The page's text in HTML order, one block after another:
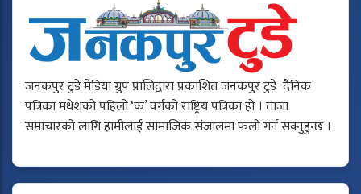
जनकपुर टुडे मेडिया ग्रुप प्रालिद्वारा प्रकाशित जनकपुर टुडे दैनिक
पत्रिका मधेशको पहिलो ‘क’ वर्गको राष्ट्रिय पत्रिका हो । ताजा
समाचारको लागि हामीलाई सामाजिक संजालमा फलो गर्न सक्नुहुन्छ ।